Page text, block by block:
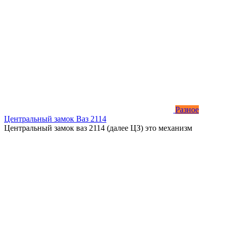
Разное
Центральный замок Ваз 2114
Центральный замок ваз 2114 (далее ЦЗ) это механизм